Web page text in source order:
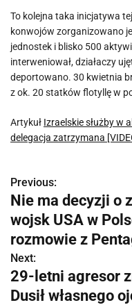
To kolejna taka inicjatywa
konwojów zorganizowano
jednostek i blisko 500
interweniował, działaczy
deportowano. 30 kwietnia
z ok. 20 statków flotyllę w
Artykuł Izraelskie służby w
delegacja zatrzymana
N
a
w
i
g
Previous:
Nie ma decyzji o
wojsk USA w
rozmowie z
Next:
29-letni agresor
Dusił własnego